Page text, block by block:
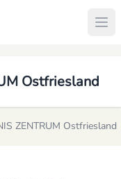
Ostfriesland
ZENTRUM Ostfriesland